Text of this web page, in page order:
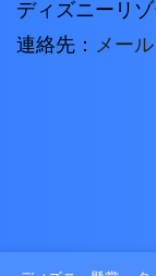
ディズニーリ
連絡先： メー